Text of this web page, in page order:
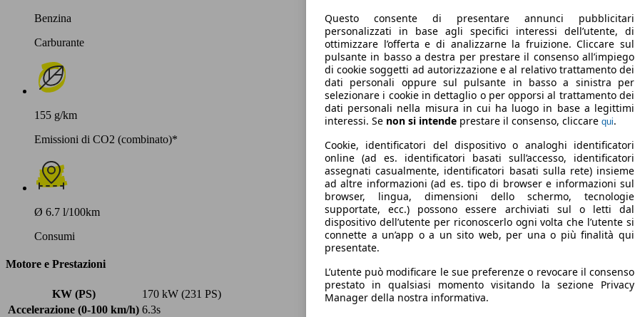
Benzina
Carburante
155 g/km
Emissioni di CO2 (combinato)*
Ø 6.7 l/100km
Consumi
Motore e Prestazioni
KW (PS)
170 kW (231 PS)
Accelerazione (0-100 km/h) 6.3s
Questo consente di presentare annunci pubblicitari
personalizzati in base agli specifici interessi dell’utente, di
ottimizzare l’offerta e di analizzarne la fruizione. Cliccare sul
pulsante in basso a destra per prestare il consenso all’impiego
di cookie soggetti ad autorizzazione e al relativo trattamento dei
dati personali oppure sul pulsante in basso a sinistra per
selezionare i cookie in dettaglio o per opporsi al trattamento dei
dati personali nella misura in cui ha luogo in base a legittimi
interessi. Se non si intende prestare il consenso, cliccare qui.
Cookie, identificatori del dispositivo o analoghi identificatori
online (ad es. identificatori basati sull’accesso, identificatori
assegnati casualmente, identificatori basati sulla rete) insieme
ad altre informazioni (ad es. tipo di browser e informazioni sul
browser, lingua, dimensioni dello schermo, tecnologie
supportate, ecc.) possono essere archiviati sul o letti dal
dispositivo dell’utente per riconoscerlo ogni volta che l’utente si
connette a un’app o a un sito web, per una o più finalità qui
presentate.
L’utente può modificare le sue preferenze o revocare il consenso
prestato in qualsiasi momento visitando la sezione Privacy
Manager della nostra informativa.